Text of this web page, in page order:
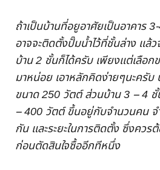
ถ้าเป็นบ้านที่อยูอาศัยเป็นอาคาร
อาจจะติดตั้งปั๊มน้ำไว้ที่ชั้นล่าง แล้
บ้าน 2 ชั้นก็ได้ครับ เพียงแต่เลือก
มาหน่อย เอาหลักคิดง่ายๆนะครับ
ขนาด 250 วัตต์ ส่วนบ้าน 3 – 4
– 400 วัตต์ ขึ้นอยู่กับจำนวนคน จ
กัน และระยะในการติดตั้ง ซึ่งควร
ก่อนตัดสินใจซื้ออีกทีหนึ่ง